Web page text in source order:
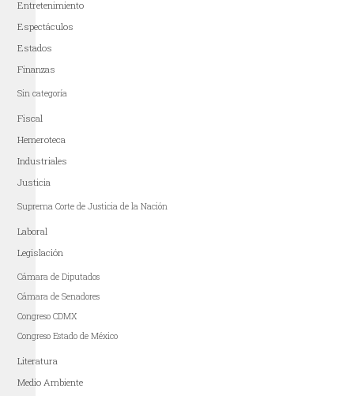
Entretenimiento
Espectáculos
Estados
Finanzas
Sin categoría
Fiscal
Hemeroteca
Industriales
Justicia
Suprema Corte de Justicia de la Nación
Laboral
Legislación
Cámara de Diputados
Cámara de Senadores
Congreso CDMX
Congreso Estado de México
Literatura
Medio Ambiente